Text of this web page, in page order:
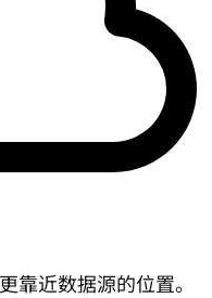
靠近数据源的位置。